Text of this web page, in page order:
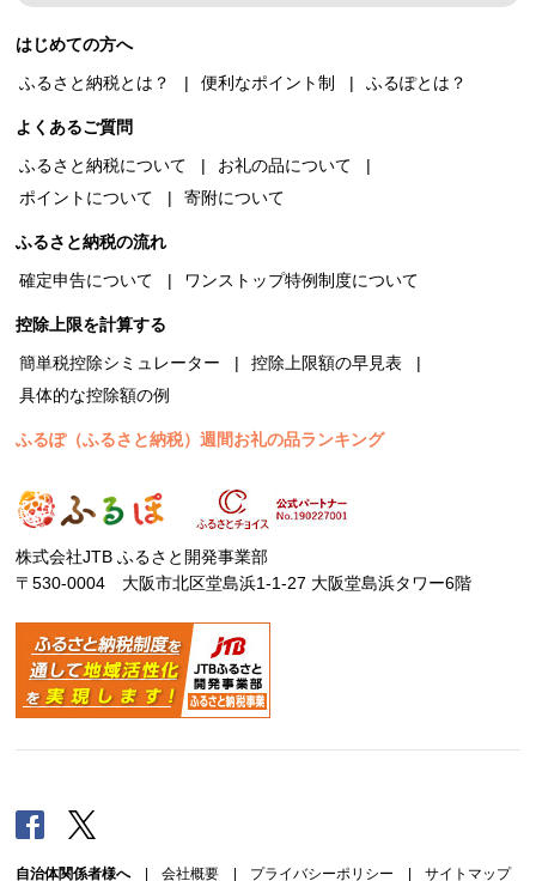
はじめての方へ
ふるさと納税とは？
便利なポイント制 ふるぽとは？
よくあるご質問
ふるさと納税について
お礼の品について
ポイントについて
寄附について
ふるさと納税の流れ
確定申告について
ワンストップ特例制度について
控除上限を計算する
簡単税控除シミュレーター
控除上限額の早見表
具体的な控除額の例
ふるぽ（ふるさと納税）週間お礼の品ランキング
株式会社JTB ふるさと開発事業部
〒530-0004 大阪市北区堂島浜1-1-27 大阪堂島浜タワー6階
Facebook
自治体関係者様へ| 会社概要 | プライバシーポリシー | サイトマップ